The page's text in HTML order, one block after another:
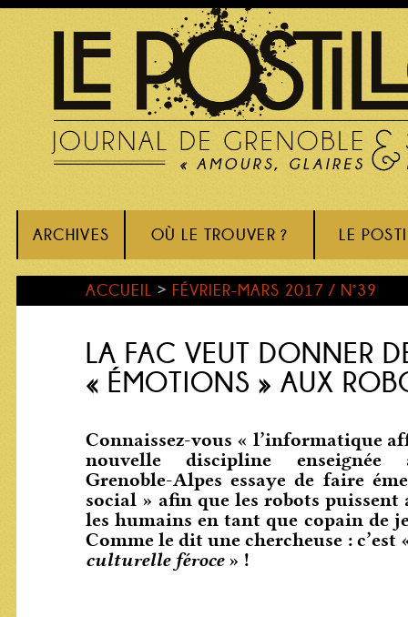
ARCHIVES OÙ LE TROUVER ? LE
ACCUEIL > FÉVRIER-MARS 2017 / N°39
LA FAC VEUT DONNER
« ÉMOTIONS » AUX
Connaissez-vous « l’informatique
nouvelle discipline enseignée
Grenoble-Alpes essaye de faire
social » afin que les robots puissent
les humains en tant que copain de
Comme le dit une chercheuse : c’est
culturelle féroce» !